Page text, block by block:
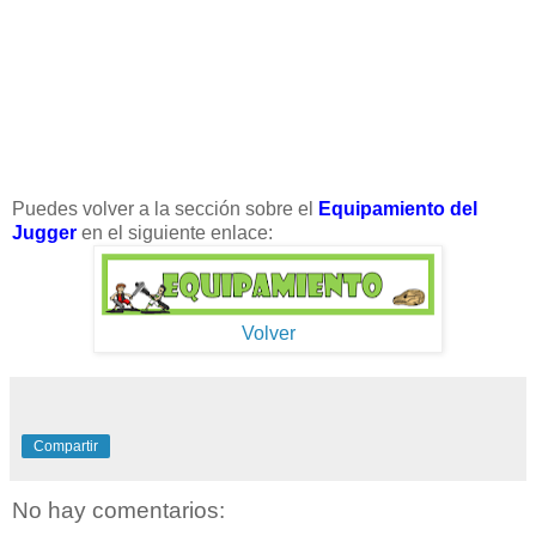
Puedes volver a la sección sobre el
Equipamiento del
Jugger en el siguiente enlace:
Volver
Compartir
No hay comentarios: